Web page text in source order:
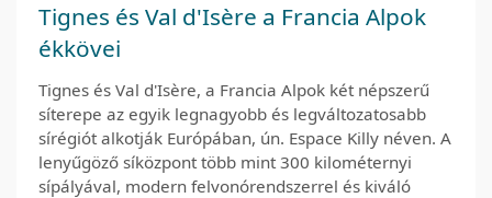
Tignes és Val d'Isère a Francia Alpok
ékkövei
Tignes és Val d'Isère, a Francia Alpok két népszerű
síterepe az egyik legnagyobb és legváltozatosabb
sírégiót alkotják Európában, ún. Espace Killy néven. A
lenyűgöző síközpont több mint 300 kilométernyi
sípályával, modern felvonórendszerrel és kiváló